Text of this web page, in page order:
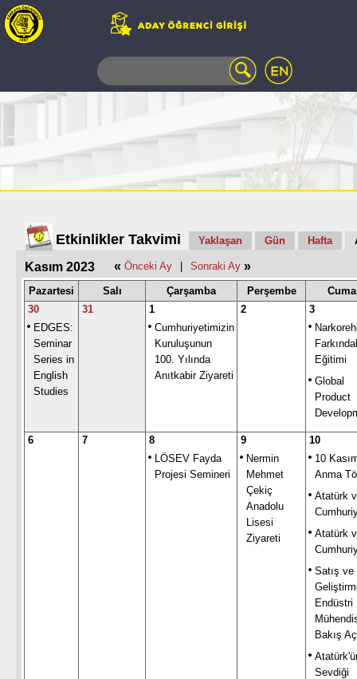
TELEFON
AÇILAN
UZAKTAN
EĞİTİM
KAMPÜSTE
YAŞAM
KÜTÜPHANE
PORTALI
ULAŞIM
Etkinlikler Takvimi Yaklaşan Gün Hafta
Kasım 2023 « Önceki Ay | Sonraki Ay »
Pazartesi Salı Çarşamba Perşembe
Cuma
30
EDGES:
Seminar
Series in
English
Studies
31
1
Cumhuriyetimizin
Kuruluşunun
100. Yılında
Anıtkabir Ziyareti
2
3
Eğitimi
Global
Product
6 7
8
LÖSEV Fayda
Projesi Semineri
9
Nermin
Mehmet
Çekiç
Anadolu
Lisesi
Ziyareti
10
10
Anma
Atatürk
Atatürk
Satış ve
Endüstri
Bakış
Sevdiği